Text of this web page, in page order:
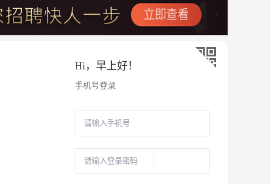
Hi， 早上好！
手机号登录